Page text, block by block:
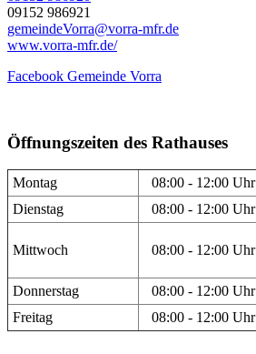
09152 986921
gemeindeVorra@vorra-mfr.de
www.vorra-mfr.de/
Facebook Gemeinde Vorra
Öffnungszeiten des Rathauses
Montag 08:00 - 12:00 Uhr
Dienstag
08:00 - 12:00 Uhr
Mittwoch 08:00 - 12:00 Uhr
Donnerstag 08:00 - 12:00 Uhr
Freitag
08:00 - 12:00 Uhr